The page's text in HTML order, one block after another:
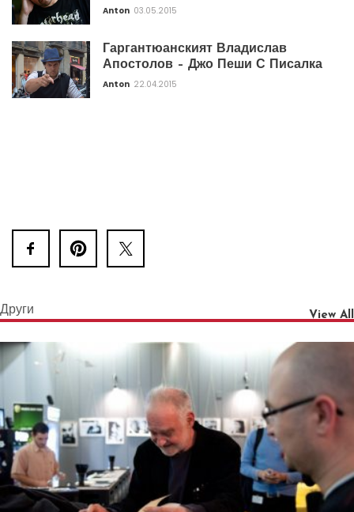
Anton 03.05.2015
Гаргантюанският Владислав
Апостолов – Джо Пеши С Писалка
Anton 22.04.2015
Други View All